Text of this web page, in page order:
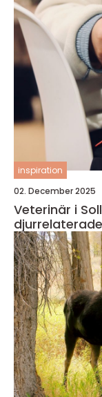
inspiration
02. December 2025
Veterinär i